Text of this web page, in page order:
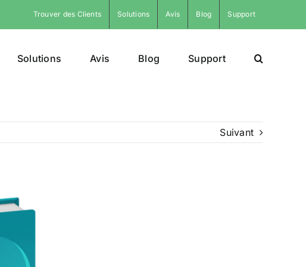
Trouver des Clients Solutions Avis Blog Support
Solutions Avis Blog Support
Suivant